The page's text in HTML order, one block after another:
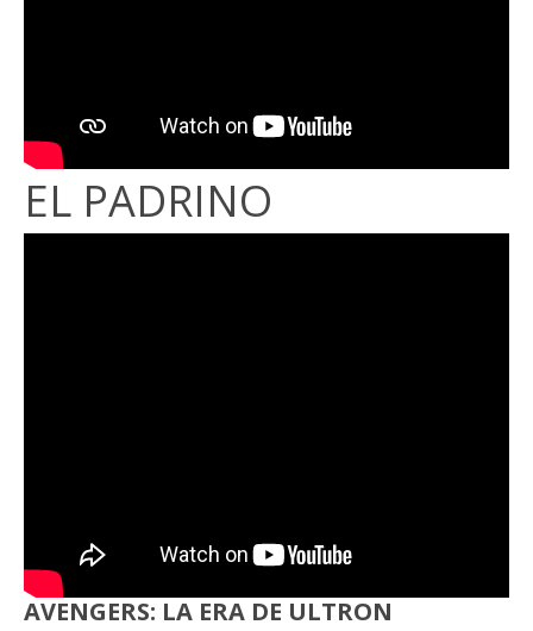
EL PADRINO
AVENGERS: LA ERA DE ULTRON